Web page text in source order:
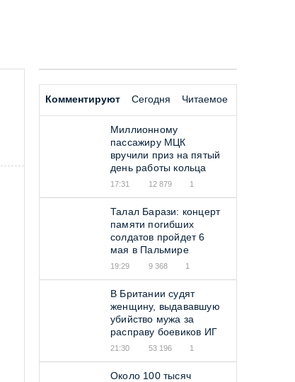
Комментируют Сегодня Читаемое
Миллионному
пассажиру МЦК
вручили приз на пятый
день работы кольца
17:31 12 879 1
Талал Барази: концерт
памяти погибших
солдатов пройдет 6
мая в Пальмире
19:29 9 368 1
В Британии судят
женщину, выдававшую
убийство мужа за
расправу боевиков ИГ
21:30 53 196 1
Около 100 тысяч